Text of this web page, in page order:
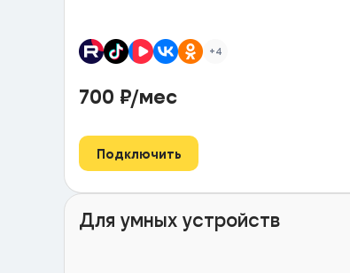
+4
700 ₽/мес
Подключить
Для умных устройств